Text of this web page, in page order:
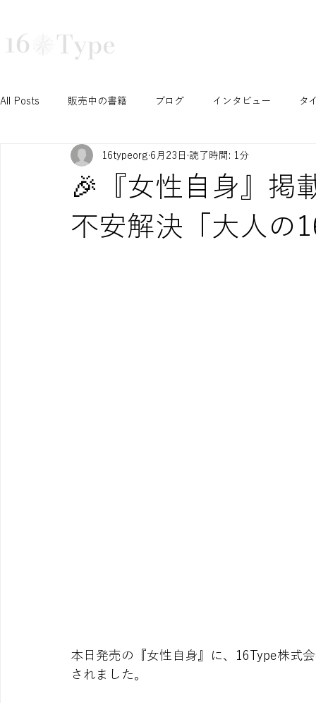
All Posts 販売中の書籍 ブログ インタビュー タ
N/S セッション T/F セッション J/P セッション
Ni セッション お知らせ イベント 開催予定イベ
🎉『女性自身』掲
不安解決「大人の
16typeorg 6月23日 読了時間: 1分
本日発売の『女性自身』に、16Type株式
されました。